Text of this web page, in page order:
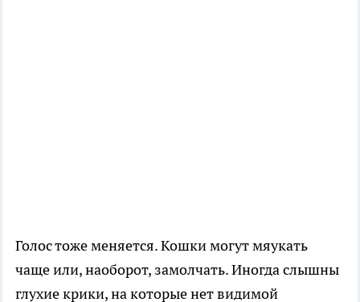
Голос тоже меняется. Кошки могут мяукать
чаще или, наоборот, замолчать. Иногда слышны
глухие крики, на которые нет видимой